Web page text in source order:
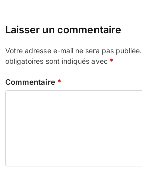
Laisser un commentaire
Votre adresse e-mail ne sera pas publiée.
obligatoires sont indiqués avec *
Commentaire *